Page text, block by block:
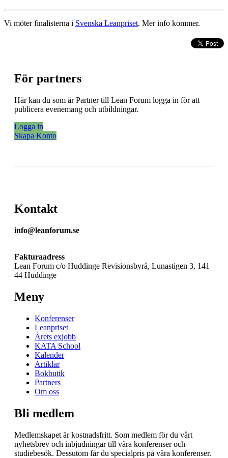
Vi möter finalisterna i Svenska Leanpriset. Mer info kommer.
För partners
Här kan du som är Partner till Lean Forum logga in för att
publicera evenemang och utbildningar.
Logga in
Skapa Konto
Kontakt
info@leanforum.se
Fakturaadress
Lean Forum c/o Huddinge Revisionsbyrå, Lunastigen 3, 141
44 Huddinge
Meny
Konferenser
Leanpriset
Årets exjobb
KATA School
Kalender
Artiklar
Bokbutik
Partners
Om oss
Bli medlem
Medlemskapet är kostnadsfritt. Som medlem för du vårt
nyhetsbrev och inbjudningar till våra konferenser och
studiebesök. Dessutom får du specialpris på våra konferenser.